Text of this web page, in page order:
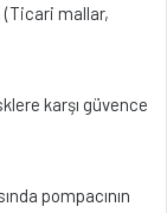
(Ticari mallar,
karşı güvence
pompacının